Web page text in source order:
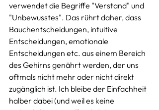
verwendet die Begriffe "Verstand" und
"Unbewusstes". Das rührt daher, dass
Bauchentscheidungen, intuitive
Entscheidungen, emotionale
Entscheidungen etc. aus einem Bereich
des Gehirns genährt werden, der uns
oftmals nicht mehr oder nicht direkt
zugänglich ist. Ich bleibe der Einfachheit
halber dabei (und weil es keine